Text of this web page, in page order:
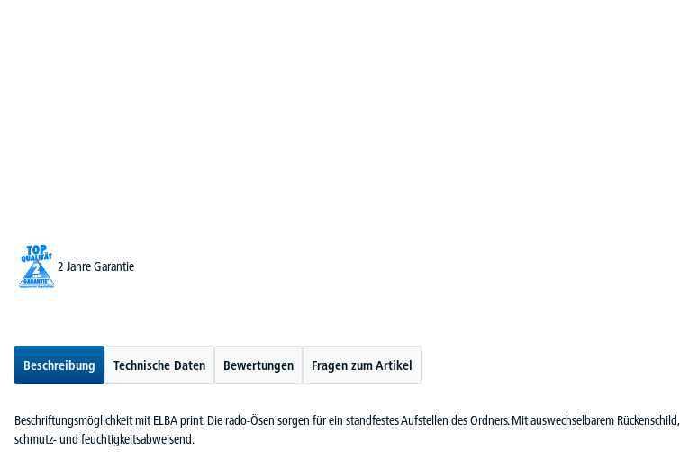
2 Jahre Garantie
Beschreibung Technische Daten Bewertungen Fragen zum Artikel
Beschriftungsmöglichkeit mit ELBA print. Die rado-Ösen sorgen für ein standfestes Aufstellen des Ordners. Mit auswechselbarem Rückenschild,
schmutz- und feuchtigkeitsabweisend.